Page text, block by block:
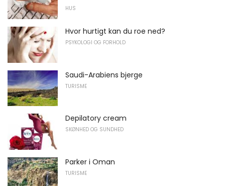
HUS
Hvor hurtigt kan du roe ned?
PSYKOLOGI OG FORHOLD
Saudi-Arabiens bjerge
TURISME
Depilatory cream
SKØNHED OG SUNDHED
Parker i Oman
TURISME